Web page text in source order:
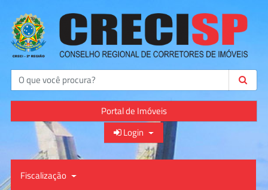
Buscar
Portal de Imóveis
Login
Fiscalização